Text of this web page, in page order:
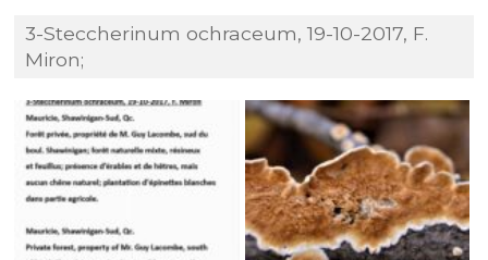
3-Steccherinum ochraceum, 19-10-2017, F.
Miron;